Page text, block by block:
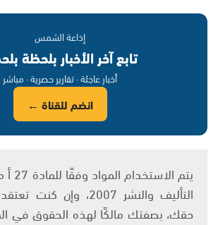
إذاعة الشمس
تابع آخر الأخبار بلحظة
أخبار عاجلة · تقارير حصرية · مباشر
انضم للقناة ←
يتم
التأليف والنشر 2007،
حقك، بصفتك مالكًا لهذه الحقوق في